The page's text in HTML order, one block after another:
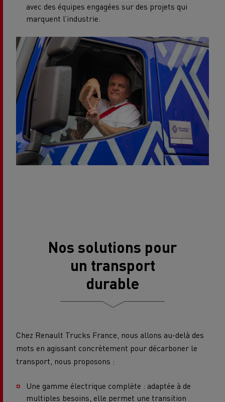
avec des équipes engagées sur des projets qui
marquent l’industrie.
Nos solutions pour
un transport
durable
Chez Renault Trucks France, nous allons au-delà des
mots en agissant concrètement pour décarboner le
transport, nous proposons :
Une gamme électrique complète : adaptée à de
multiples besoins, elle permet une transition